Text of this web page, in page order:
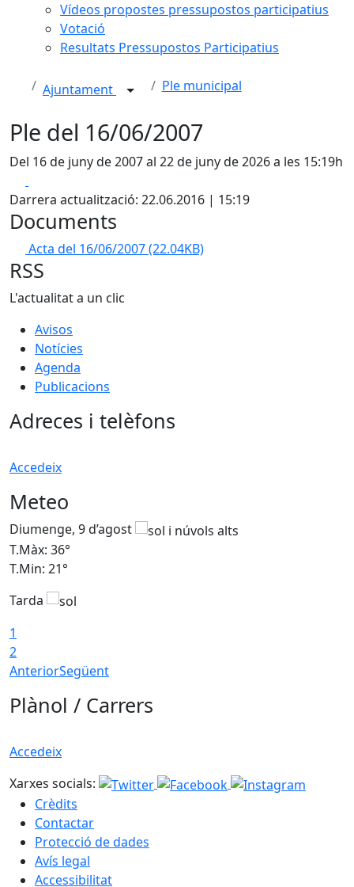
Vídeos propostes pressupostos participatius
Votació
Resultats Pressupostos Participatius
Ajuntament Ple municipal
Ple del 16/06/2007
Del 16 de juny de 2007 al 22 de juny de 2026 a les 15:19h
Darrera actualització: 22.06.2016 | 15:19
Documents
Acta del 16/06/2007(22.04KB)
RSS
L'actualitat a un clic
Avisos
Notícies
Agenda
Publicacions
Adreces i telèfons
Accedeix
Meteo
Diumenge, 9 d’agost
T.Màx: 36°
T.Min: 21°
Tarda
1
2
AnteriorSegüent
Plànol / Carrers
Accedeix
Xarxes socials:
Crèdits
Contactar
Protecció de dades
Avís legal
Accessibilitat